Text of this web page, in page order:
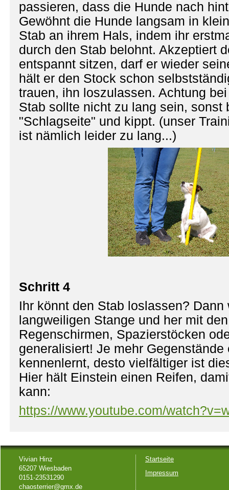
passieren, dass die Hunde nach
Gewöhnt die Hunde langsam in
Stab an ihrem Hals, indem ihr
durch den Stab belohnt. Akzeptiert
entspannt sitzen, darf er wieder
hält er den Stock schon
trauen, ihn loszulassen. Achtung
Stab sollte nicht zu lang sein, sonst
"Schlagseite" und kippt. (unser
ist nämlich leider zu lang...)
Schritt 4
Ihr könnt den Stab loslassen? Dann
langweiligen Stange und her mit
Regenschirmen, Spazierstöcken
generalisiert! Je mehr Gegenstände
kennenlernt, desto vielfältiger ist
Hier hält Einstein einen Reifen,
kann:
https://www.youtube.com/
Vivian Hinz
65207 Wiesbaden
0151-23531290
chaosterrier@gmx.de
Startseite
Impressum